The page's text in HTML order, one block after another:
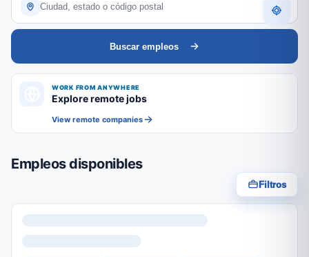
Buscar empleos
WORK FROM ANYWHERE
Explore remote jobs
View remote companies
Empleos disponibles
Filtros